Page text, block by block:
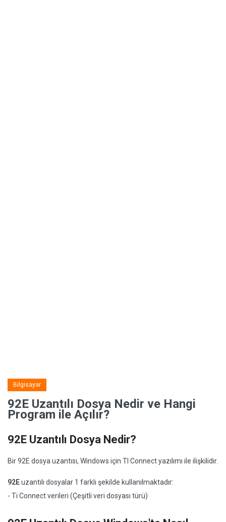
Bilgisayar
92E Uzantılı Dosya Nedir ve Hangi
Program ile Açılır?
92E Uzantılı Dosya Nedir?
Bir 92E dosya uzantısı, Windows için TI Connect yazılımı ile ilişkilidir.
92Euzantılı dosyalar 1 farklı şekilde kullanılmaktadır:
- Ti Connect verileri (Çeşitli veri dosyası türü)